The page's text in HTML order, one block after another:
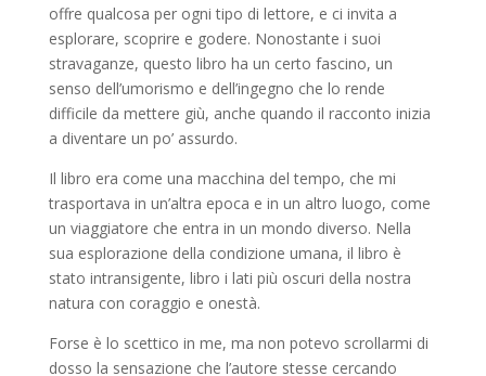
offre qualcosa per ogni tipo di lettore, e ci invita a
esplorare, scoprire e godere. Nonostante i suoi
stravaganze, questo libro ha un certo fascino, un
senso dell’umorismo e dell’ingegno che lo rende
difficile da mettere giù, anche quando il racconto inizia
a diventare un po’ assurdo.
Il libro era come una macchina del tempo, che mi
trasportava in un’altra epoca e in un altro luogo, come
un viaggiatore che entra in un mondo diverso. Nella
sua esplorazione della condizione umana, il libro è
stato intransigente, libro i lati più oscuri della nostra
natura con coraggio e onestà.
Forse è lo scettico in me, ma non potevo scrollarmi di
dosso la sensazione che l’autore stesse cercando